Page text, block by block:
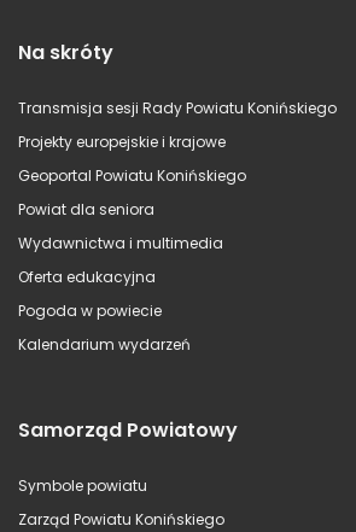
Na skróty
Transmisja sesji Rady Powiatu Konińskiego
Projekty europejskie i krajowe
Geoportal Powiatu Konińskiego
Powiat dla seniora
Wydawnictwa i multimedia
Oferta edukacyjna
Pogoda w powiecie
Kalendarium wydarzeń
Samorząd Powiatowy
Symbole powiatu
Zarząd Powiatu Konińskiego